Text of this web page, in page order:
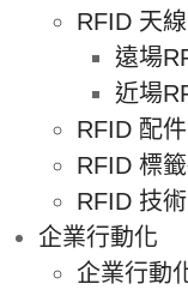
RFID 天線
遠場
近場
RFID 配件
RFID 標
RFID 技術
企業行動化
企業行動